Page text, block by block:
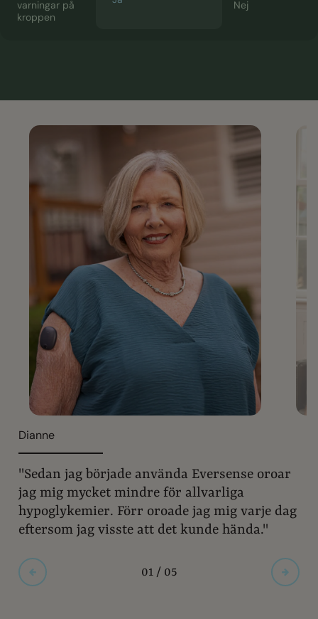
varningar på
kroppen
Nej
Dianne
"Sedan jag började använda Eversense oroar
jag mig mycket mindre för allvarliga
hypoglykemier. Förr oroade jag mig varje dag
eftersom jag visste att det kunde hända."
01 / 05